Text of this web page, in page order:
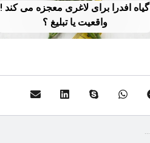
گیاه افدرا برای لاغری معجزه می کند !
واقعیت یا تبلیغ ؟